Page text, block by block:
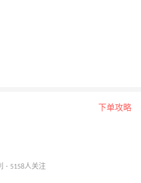
下单攻略
· 5158人关注